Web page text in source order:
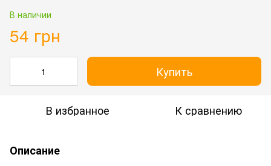
В наличии
54 грн
Купить
В избранное К сравнению
Описание